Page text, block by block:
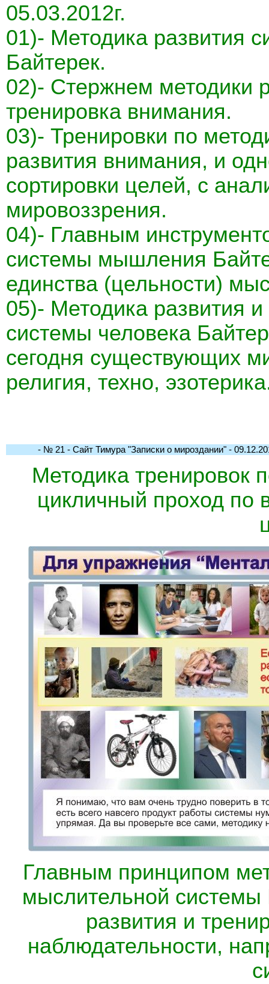
05.03.2012г.
01)- Методика развития
Байтерек.
02)- Стержнем методики
тренировка внимания.
03)- Тренировки по
развития внимания, и
сортировки целей, с
мировоззрения.
04)- Главным
системы мышления
единства (цельности)
05)- Методика развития
системы человека
сегодня существующих
религия, техно,
- № 21 - Сайт Тимура "Записки о мироздании" -
Методика тренировок
цикличный проход по
Главным принципом
мыслительной системы
развития и
наблюдательности,